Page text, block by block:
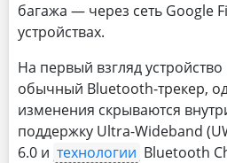
багажа — через сеть Google
устройствах.
На первый взгляд устройство
обычный Bluetooth-трекер,
изменения скрываются
поддержку Ultra-Wideband
6.0 и технологии Bluetooth